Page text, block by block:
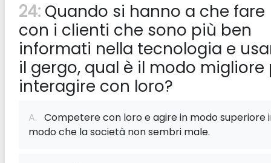
24: Quando si hanno a che fare
con i clienti che sono più ben
informati nella tecnologia e
il gergo, qual è il modo migliore
interagire con loro?
A. Competere con loro e agire in modo superiore
modo che la società non sembri male.